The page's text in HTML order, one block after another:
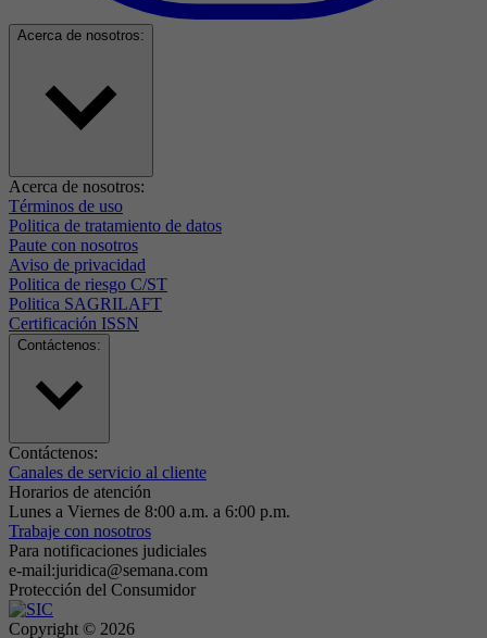
Acerca de nosotros:
Acerca de nosotros:
Términos de uso
Politica de tratamiento de datos
Paute con nosotros
Aviso de privacidad
Politica de riesgo C/ST
Politica SAGRILAFT
Certificación ISSN
Contáctenos:
Contáctenos:
Canales de servicio al cliente
Horarios de atención
Lunes a Viernes de 8:00 a.m. a 6:00 p.m.
Trabaje con nosotros
Para notificaciones judiciales
e-mail:juridica@semana.com
Protección del Consumidor
Copyright © 2026